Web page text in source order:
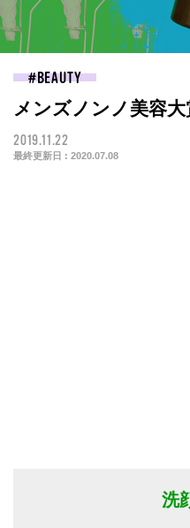
BEAUTY
メンズノンノ美容
2019.11.22
最終更新日 : 2020.07.08
洗
２位 THREE フォー・メ